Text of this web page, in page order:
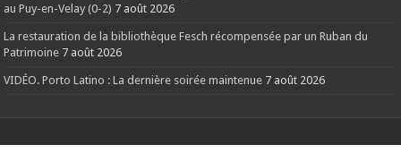
au Puy-en-Velay (0-2) 7 août 2026
La restauration de la bibliothèque Fesch récompensée par un Ruban du
Patrimoine 7 août 2026
VIDÉO. Porto Latino : La dernière soirée maintenue 7 août 2026